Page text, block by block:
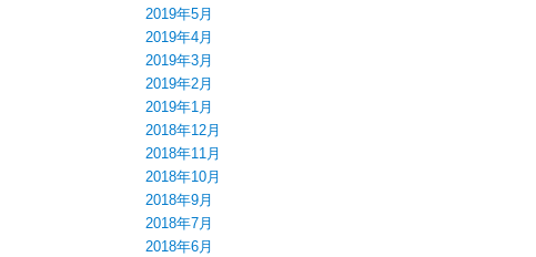
2019年5月
2019年4月
2019年3月
2019年2月
2019年1月
2018年12月
2018年11月
2018年10月
2018年9月
2018年7月
2018年6月